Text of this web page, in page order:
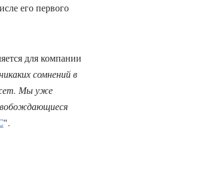
его первого
для компании
сомнений в
Мы уже
".